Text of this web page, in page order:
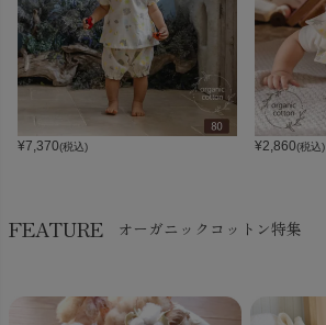
¥7,370(税込) ¥2,860(税込)
FEATURE オーガニックコットン特集